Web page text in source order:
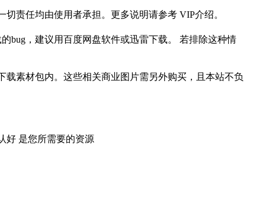
责任均由使用者承担。更多说明请参考 VIP介绍。
bug，建议用百度网盘软件或迅雷下载。 若排除这种情
素材包内。这些相关商业图片需另外购买，且本站不负
好 是您所需要的资源